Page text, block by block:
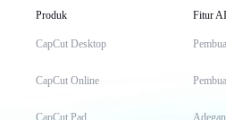
Produk
CapCut Desktop
CapCut Online
CapCut Pad
Fitur AI